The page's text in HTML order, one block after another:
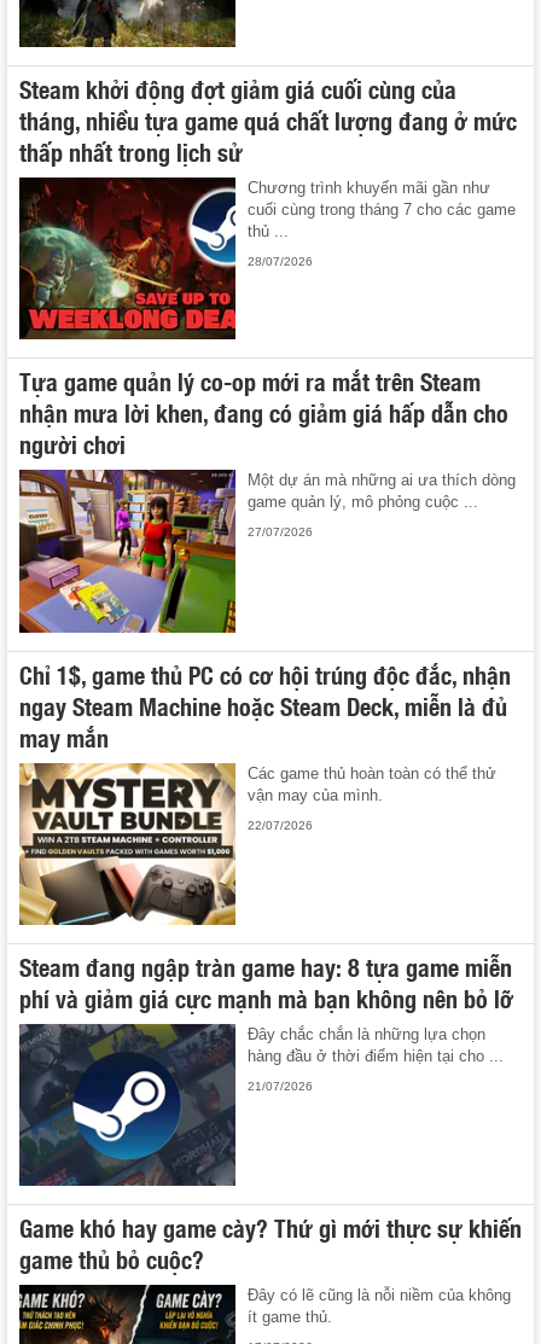
Steam khởi động đợt giảm giá cuối cùng của
tháng, nhiều tựa game quá chất lượng đang ở mức
thấp nhất trong lịch sử
Chương trình khuyến mãi gần như
cuối cùng trong tháng 7 cho các game
thủ ...
28/07/2026
Tựa game quản lý co-op mới ra mắt trên Steam
nhận mưa lời khen, đang có giảm giá hấp dẫn cho
người chơi
Một dự án mà những ai ưa thích dòng
game quản lý, mô phỏng cuộc ...
27/07/2026
Chỉ 1$, game thủ PC có cơ hội trúng độc đắc, nhận
ngay Steam Machine hoặc Steam Deck, miễn là đủ
may mắn
Các game thủ hoàn toàn có thể thử
vận may của mình.
22/07/2026
Steam đang ngập tràn game hay: 8 tựa game miễn
phí và giảm giá cực mạnh mà bạn không nên bỏ lỡ
Đây chắc chắn là những lựa chọn
hàng đầu ở thời điểm hiện tại cho ...
21/07/2026
Game khó hay game cày? Thứ gì mới thực sự khiến
game thủ bỏ cuộc?
Đây có lẽ cũng là nỗi niềm của không
ít game thủ.